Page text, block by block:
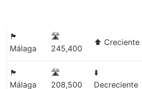
🏴
Málaga
🛣️
245,400
⬆️ Creciente
🏴
Málaga
🛣️
208,500
⬇️
Decreciente